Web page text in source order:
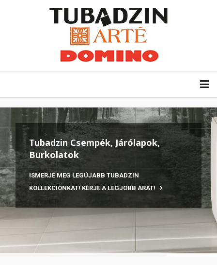
Tubadzin Csempék, Járólapok,
Burkolatok
ISMERJE MEG LEGÚJABB TUBADZIN
KOLLEKCIÓNKAT! KÉRJE A LEGJOBB ÁRAT!